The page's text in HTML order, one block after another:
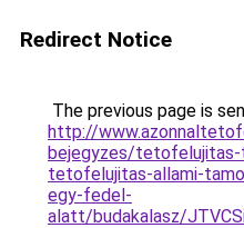
Redirect Notice
The previous page is
http://
bejegyzes/tetofelujitas-
tetofelujitas-allami-
egy-fedel-
alatt/budakalasz/